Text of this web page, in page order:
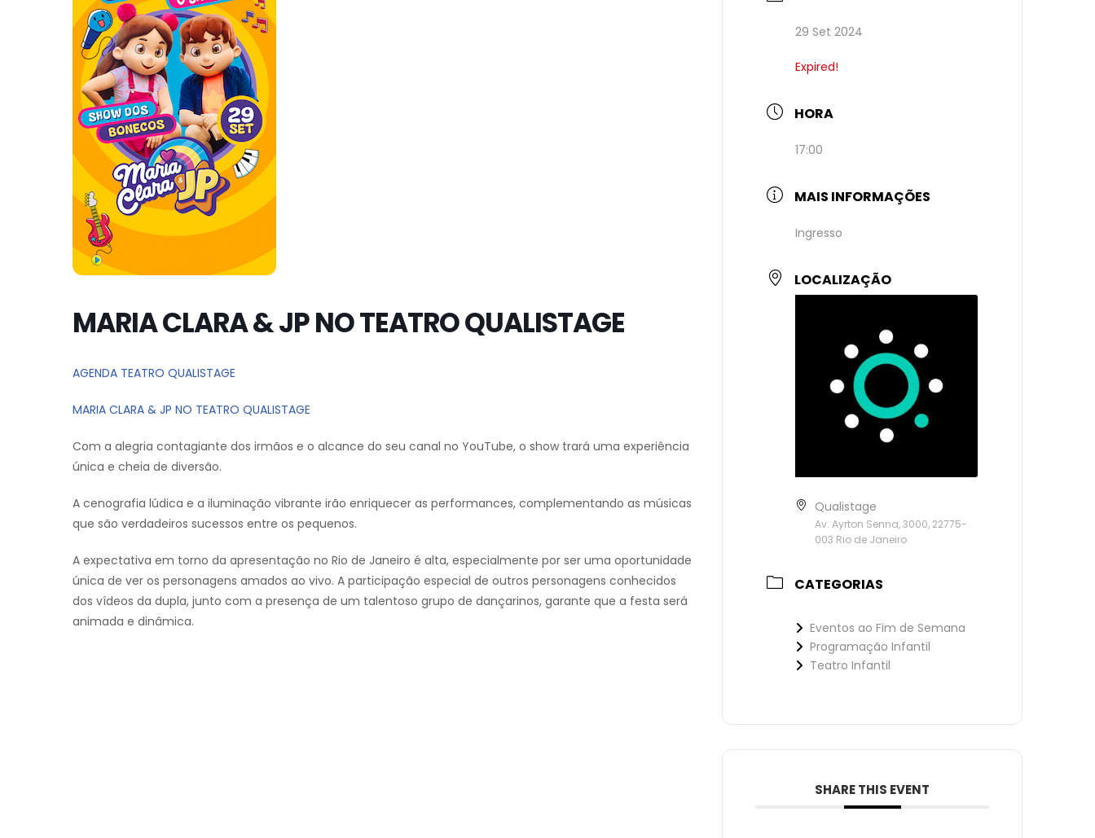
MARIA CLARA & JP NO TEATRO QUALISTAGE
AGENDA TEATRO QUALISTAGE
MARIA CLARA & JP NO TEATRO QUALISTAGE
Com a alegria contagiante dos irmãos e o alcance do seu canal no YouTube, o show trará uma experiência
única e cheia de diversão.
A cenografia lúdica e a iluminação vibrante irão enriquecer as performances, complementando as músicas
que são verdadeiros sucessos entre os pequenos.
A expectativa em torno da apresentação no Rio de Janeiro é alta, especialmente por ser uma oportunidade
única de ver os personagens amados ao vivo. A participação especial de outros personagens conhecidos
dos vídeos da dupla, junto com a presença de um talentoso grupo de dançarinos, garante que a festa será
animada e dinâmica.
29 Set 2024
Expired!
HORA
17:00
MAIS INFORMAÇÕES
Ingresso
LOCALIZAÇÃO
Qualistage
Av. Ayrton Senna, 3000, 22775-
003 Rio de Janeiro
CATEGORIAS
Eventos ao Fim de Semana
Programação Infantil
Teatro Infantil
SHARE THIS EVENT